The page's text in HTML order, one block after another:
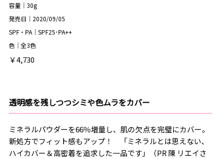
容量｜30g
発売日｜2020/09/05
SPF・PA｜SPF25･PA++
色｜全3色
￥4,730
透明感を残しつつシミや色ムラをカバー
ミネラルパウダーを66％増量し、肌の欠点を完璧にカバー。
新処方でフィット感もアップ！ 「ミネラルとは思えない、
ハイカバー＆高密着を追求した一品です」（PR 陳 リエイさ